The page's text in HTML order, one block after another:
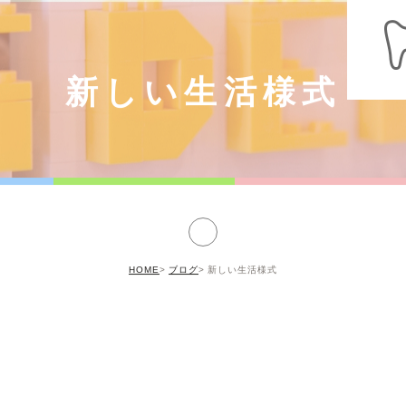
新しい生活様式
HOME ブログ 新しい生活様式